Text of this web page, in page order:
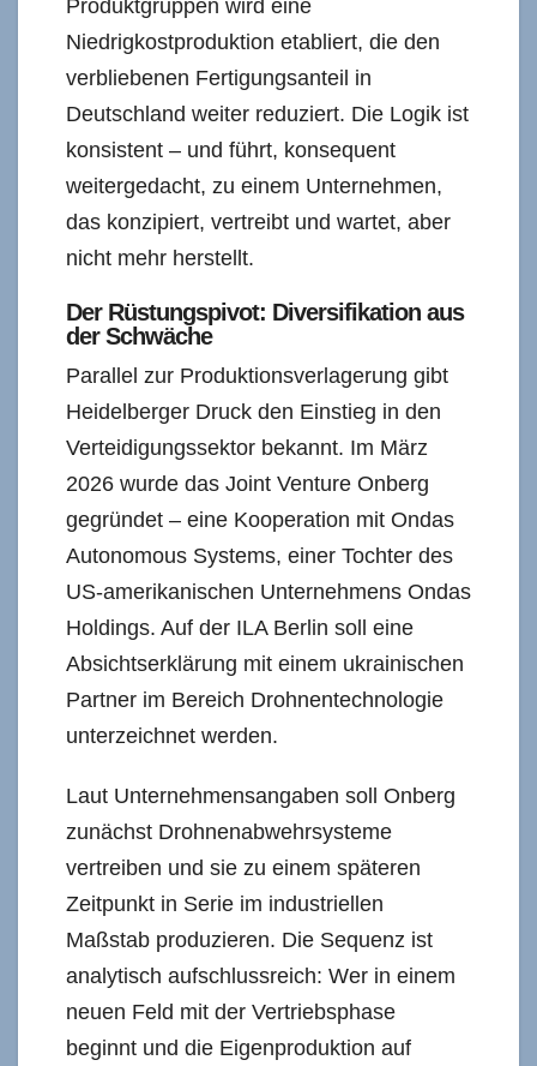
Produktgruppen wird eine
Niedrigkostproduktion etabliert, die den
verbliebenen Fertigungsanteil in
Deutschland weiter reduziert. Die Logik ist
konsistent – und führt, konsequent
weitergedacht, zu einem Unternehmen,
das konzipiert, vertreibt und wartet, aber
nicht mehr herstellt.
Der Rüstungspivot: Diversifikation aus
der Schwäche
Parallel zur Produktionsverlagerung gibt
Heidelberger Druck den Einstieg in den
Verteidigungssektor bekannt. Im März
2026 wurde das Joint Venture Onberg
gegründet – eine Kooperation mit Ondas
Autonomous Systems, einer Tochter des
US-amerikanischen Unternehmens Ondas
Holdings. Auf der ILA Berlin soll eine
Absichtserklärung mit einem ukrainischen
Partner im Bereich Drohnentechnologie
unterzeichnet werden.
Laut Unternehmensangaben soll Onberg
zunächst Drohnenabwehrsysteme
vertreiben und sie zu einem späteren
Zeitpunkt in Serie im industriellen
Maßstab produzieren. Die Sequenz ist
analytisch aufschlussreich: Wer in einem
neuen Feld mit der Vertriebsphase
beginnt und die Eigenproduktion auf